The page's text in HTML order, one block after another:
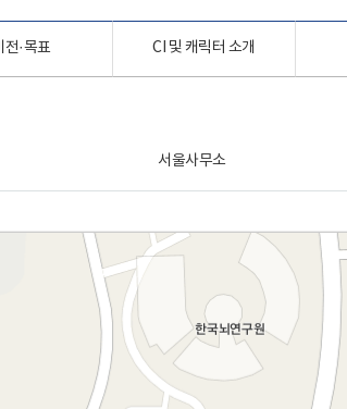
전·목표 CI 및 캐릭터 소개
서울사무소